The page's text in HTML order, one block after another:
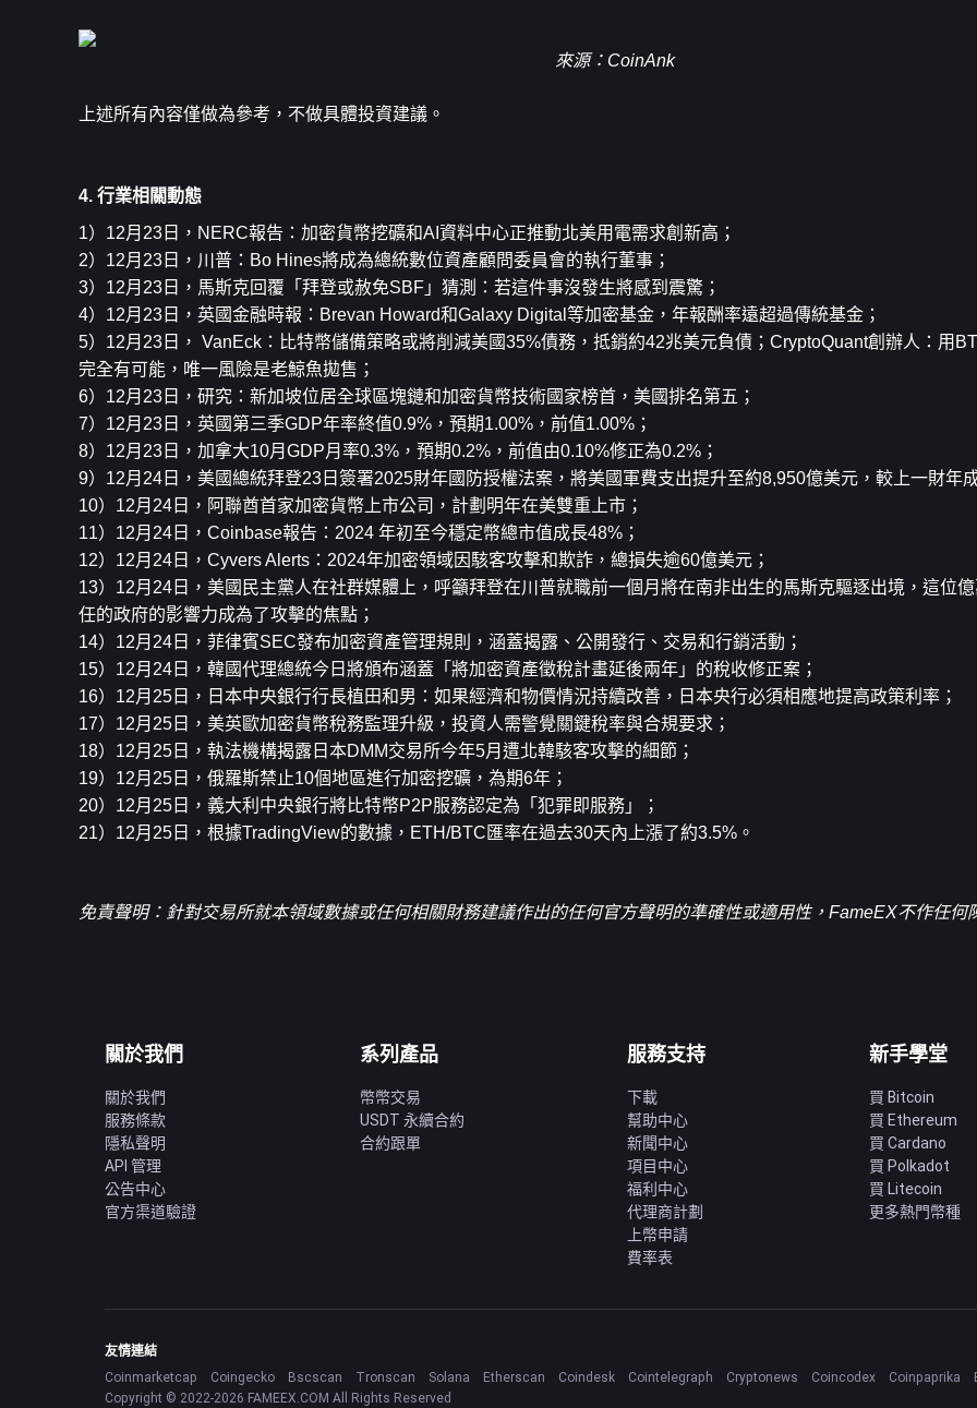
來源：CoinAnk
上述所有內容僅做為參考，不做具體投資建議。
4. 行業相關動態
1）12月23日，NERC報告：加密貨幣挖礦和AI資料中心正推動北美用電需求創新高；
2）12月23日，川普：Bo Hines將成為總統數位資產顧問委員會的執行董事；
3）12月23日，馬斯克回覆「拜登或赦免SBF」猜測：若這件事沒發生將感到震驚；
4）12月23日，英國金融時報：Brevan Howard和Galaxy Digital等加密基金，年報酬率遠超過傳統基金；
5）12月23日， VanEck：比特幣儲備策略或將削減美國35%債務，抵銷約42兆美元負債；CryptoQuant創辦人：用
完全有可能，唯一風險是老鯨魚拋售；
6）12月23日，研究：新加坡位居全球區塊鏈和加密貨幣技術國家榜首，美國排名第五；
7）12月23日，英國第三季GDP年率終值0.9%，預期1.00%，前值1.00%；
8）12月23日，加拿大10月GDP月率0.3%，預期0.2%，前值由0.10%修正為0.2%；
9）12月24日，美國總統拜登23日簽署2025財年國防授權法案，將美國軍費支出提升至約8,950億美元，較上一財年
10）12月24日，阿聯酋首家加密貨幣上市公司，計劃明年在美雙重上市；
11）12月24日，Coinbase報告：2024 年初至今穩定幣總市值成長48%；
12）12月24日，Cyvers Alerts：2024年加密領域因駭客攻擊和欺詐，總損失逾60億美元；
13）12月24日，美國民主黨人在社群媒體上，呼籲拜登在川普就職前一個月將在南非出生的馬斯克驅逐出境，這位
任的政府的影響力成為了攻擊的焦點；
14）12月24日，菲律賓SEC發布加密資產管理規則，涵蓋揭露、公開發行、交易和行銷活動；
15）12月24日，韓國代理總統今日將頒布涵蓋「將加密資產徵稅計畫延後兩年」的稅收修正案；
16）12月25日，日本中央銀行行長植田和男：如果經濟和物價情況持續改善，日本央行必須相應地提高政策利率；
17）12月25日，美英歐加密貨幣稅務監理升級，投資人需警覺關鍵稅率與合規要求；
18）12月25日，執法機構揭露日本DMM交易所今年5月遭北韓駭客攻擊的細節；
19）12月25日，俄羅斯禁止10個地區進行加密挖礦，為期6年；
20）12月25日，義大利中央銀行將比特幣P2P服務認定為「犯罪即服務」；
21）12月25日，根據TradingView的數據，ETH/BTC匯率在過去30天內上漲了約3.5%。
免責聲明：針對交易所就本領域數據或任何相關財務建議作出的任何官方聲明的準確性或適用性，FameEX不作任何
關於我們
關於我們
服務條款
隱私聲明
API 管理
公告中心
官方渠道驗證
系列產品
幣幣交易
USDT 永續合約
合約跟單
服務支持
下載
幫助中心
新聞中心
項目中心
福利中心
代理商計劃
上幣申請
費率表
新手學堂
買 Bitcoin
買 Ethereum
買 Cardano
買 Polkadot
買 Litecoin
更多熱門幣種
友情連結
Coinmarketcap
Coingecko Bscscan Tronscan Solana Etherscan Coindesk Cointelegraph Cryptonews Coincodex Coinpaprika
Copyright © 2022-2026 FAMEEX.COM All Rights Reserved